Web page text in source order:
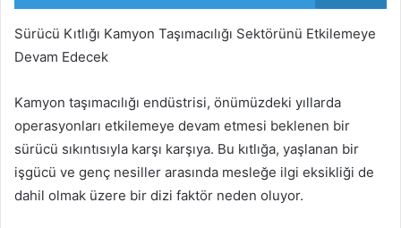
Sürücü Kıtlığı Kamyon Taşımacılığı Sektörünü Etkilemeye
Devam Edecek
Kamyon taşımacılığı endüstrisi, önümüzdeki yıllarda
operasyonları etkilemeye devam etmesi beklenen bir
sürücü sıkıntısıyla karşı karşıya. Bu kıtlığa, yaşlanan bir
işgücü ve genç nesiller arasında mesleğe ilgi eksikliği de
dahil olmak üzere bir dizi faktör neden oluyor.